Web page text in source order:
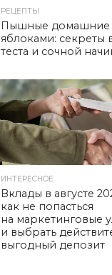
РЕЦЕПТЫ
Пышные домашние
яблоками: секреты
теста и сочной
ИНТЕРЕСНОЕ
Вклады в августе
как не попасться
на маркетинговые
и выбрать
выгодный депозит